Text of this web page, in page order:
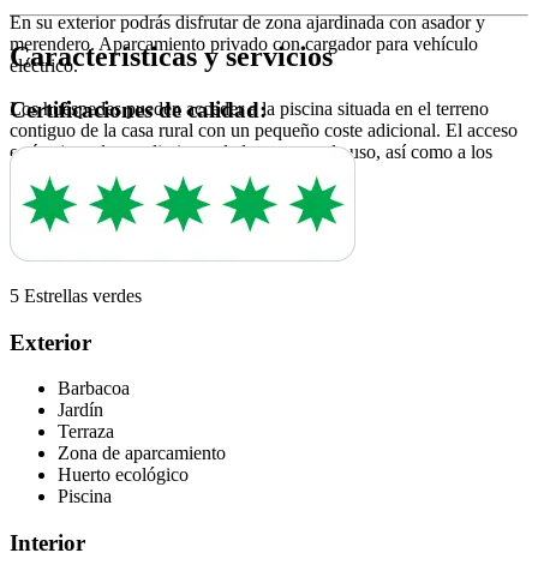
En su exterior podrás disfrutar de zona ajardinada con asador y
merendero. Aparcamiento privado con cargador para vehículo
eléctrico.
Los huéspedes pueden acceder a la piscina situada en el terreno
contiguo de la casa rural con un pequeño coste adicional. El acceso
está sujeto al cumplimiento de las normas de uso, así como a los
horarios establecidos con el propietario.
Características y servicios
Certificaciones de calidad:
5 Estrellas verdes
Exterior
Barbacoa
Jardín
Terraza
Zona de aparcamiento
Huerto ecológico
Piscina
Interior